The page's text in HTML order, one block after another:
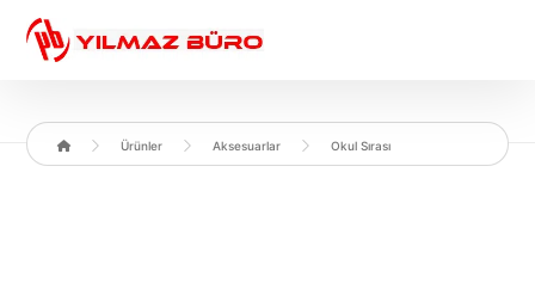
Ürünler Aksesuarlar Okul Sırası